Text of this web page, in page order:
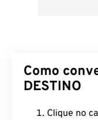
Como
DESTINO
Clique no